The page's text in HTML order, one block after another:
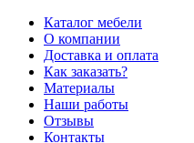
Каталог мебели
О компании
Доставка и оплата
Как заказать?
Материалы
Наши работы
Отзывы
Контакты